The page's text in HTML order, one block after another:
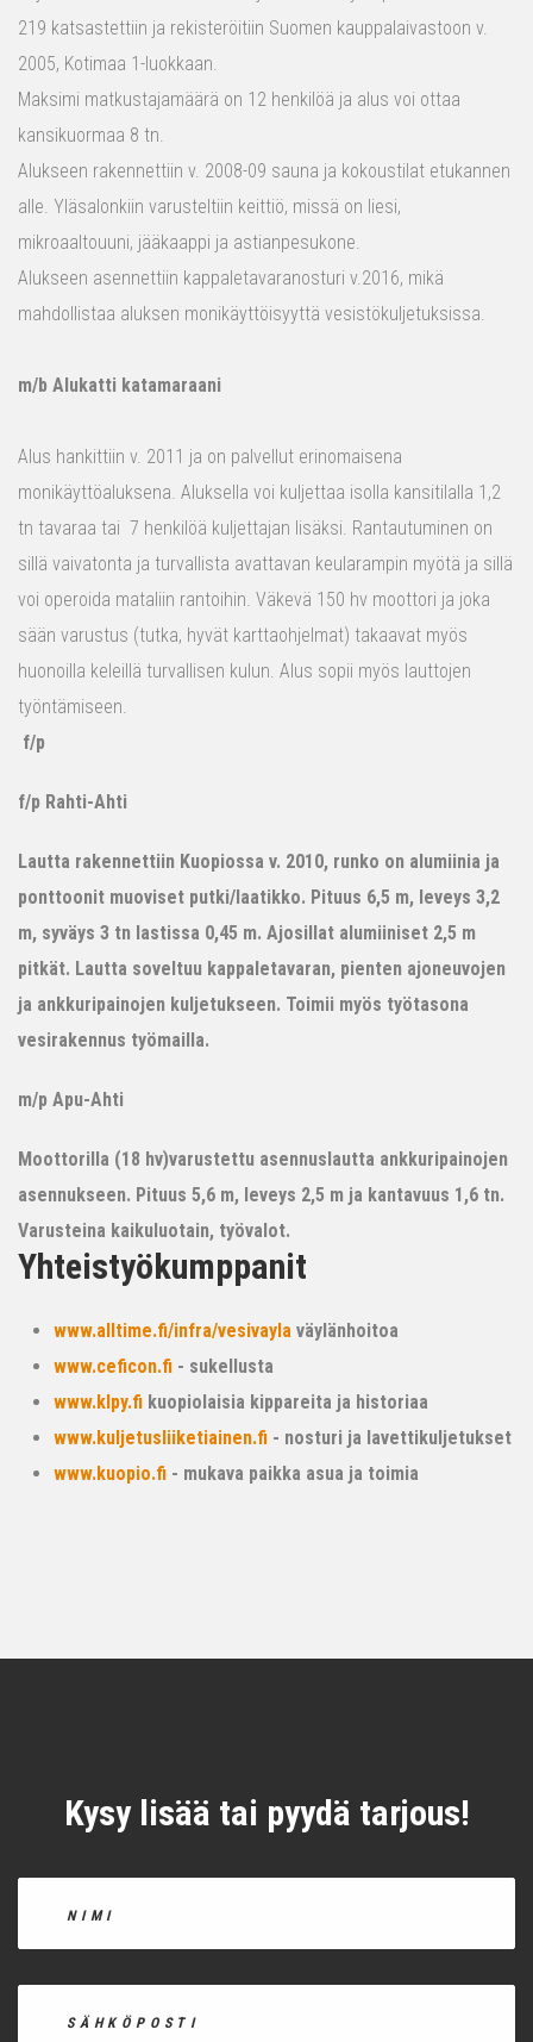
219 katsastettiin ja rekisteröitiin Suomen kauppalaivastoon v.
2005, Kotimaa 1-luokkaan.
Maksimi matkustajamäärä on 12 henkilöä ja alus voi ottaa
kansikuormaa 8 tn.
Alukseen rakennettiin v. 2008-09 sauna ja kokoustilat etukannen
alle. Yläsalonkiin varusteltiin keittiö, missä on liesi,
mikroaaltouuni, jääkaappi ja astianpesukone.
Alukseen asennettiin kappaletavaranosturi v.2016, mikä
mahdollistaa aluksen monikäyttöisyyttä vesistökuljetuksissa.
m/b Alukatti katamaraani
Alus hankittiin v. 2011 ja on palvellut erinomaisena
monikäyttöaluksena. Aluksella voi kuljettaa isolla kansitilalla 1,2
tn tavaraa tai 7 henkilöä kuljettajan lisäksi. Rantautuminen on
sillä vaivatonta ja turvallista avattavan keularampin myötä ja sillä
voi operoida mataliin rantoihin. Väkevä 150 hv moottori ja joka
sään varustus (tutka, hyvät karttaohjelmat) takaavat myös
huonoilla keleillä turvallisen kulun. Alus sopii myös lauttojen
työntämiseen.
f/p
f/p Rahti-Ahti
Lautta rakennettiin Kuopiossa v. 2010, runko on alumiinia ja
ponttoonit muoviset putki/laatikko. Pituus 6,5 m, leveys 3,2
m, syväys 3 tn lastissa 0,45 m. Ajosillat alumiiniset 2,5 m
pitkät. Lautta soveltuu kappaletavaran, pienten ajoneuvojen
ja ankkuripainojen kuljetukseen. Toimii myös työtasona
vesirakennus työmailla.
m/p Apu-Ahti
Moottorilla (18 hv)varustettu asennuslautta ankkuripainojen
asennukseen. Pituus 5,6 m, leveys 2,5 m ja kantavuus 1,6 tn.
Varusteina kaikuluotain, työvalot.
Yhteistyökumppanit
www.alltime.fi/infra/vesivayla väylänhoitoa
www.ceficon.fi - sukellusta
www.klpy.fi kuopiolaisia kippareita ja historiaa
www.kuljetusliiketiainen.fi - nosturi ja lavettikuljetukset
www.kuopio.fi - mukava paikka asua ja toimia
Kysy lisää tai pyydä tarjous!